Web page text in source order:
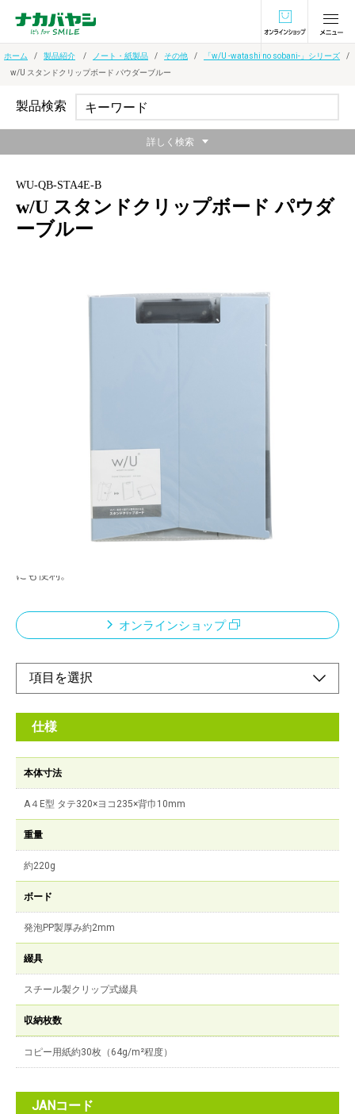
オンラインショ
ホーム 製品紹介 ノート・紙製品 その他
「w/U -watashi no sobani-」シリーズ
w/U スタンドクリップボード パウダーブルー
WU-QB-STA4E-B
w/U スタンドクリップボード パウダ
ーブルー
+ 税
持ち運びに便利なカバータイプで、カバーを折り返すと書見台に
早変わり！（縦横スタンド可）
スタンドさせることで、PCと同じ目線で入力作業ができ、狭い
机でも快適に作業できます。
にも便利。
オンラインショップ
仕様
本体寸法
A４E型 タテ320×ヨコ235×背巾10mm
重量
約220g
ボード
発泡PP製厚み約2mm
綴具
スチール製クリップ式綴具
収納枚数
コピー用紙約30枚（64g/m²程度）
JANコード
製品検索
詳しく検索